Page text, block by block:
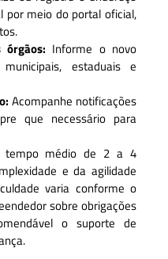
por meio do portal oficial,
Informe o novo
estaduais e
Acompanhe notificações
que necessário para
tempo médio de 2 a 4
e da agilidade
varia conforme o
sobre obrigações
o suporte de